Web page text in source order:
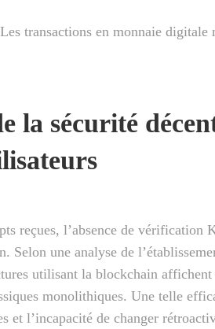
transactions en monnaie digitale
la sécurité
reçues, l’absence de vérification
Selon une analyse de
utilisant la blockchain
monolithiques. Une telle
et l’incapacité de changer